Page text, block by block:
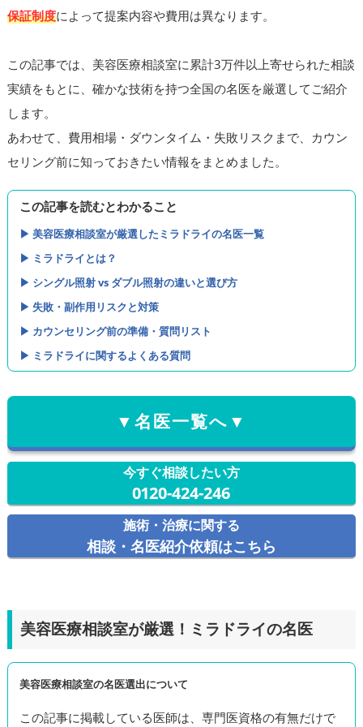
保証制度によって提案内容や費用は異なります。
この記事では、美容医療相談室に累計3万件以上寄せられた相談
実績をもとに、確かな技術を持つ全国の名医を厳選してご紹介
します。
あわせて、費用相場・ダウンタイム・失敗リスクまで、カウン
セリング前に知っておきたい情報をまとめました。
この記事を読むとわかること
▶︎ 美容医療相談室が厳選したミラドライの名医一覧
▶︎ ミラドライとは？
▶︎ シングル照射 vs ダブル照射の違いと選び方
▶︎ 失敗・副作用リスクと対策
▶︎ カウンセリング前の準備・質問リスト
▶︎ ミラドライに関するよくある質問
▼名医一覧へ▼
今すぐ相談したい方
0120-424-246
施術・治療に関する
相談・名医紹介依頼はこちら
美容医療相談室が厳選！ミラドライの名医
美容医療相談室の名医選出について
この記事に掲載している医師は、専門医資格の有無だけで